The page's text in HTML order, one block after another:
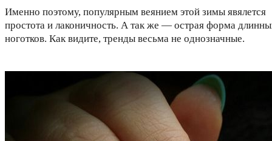
Именно поэтому, популярным веянием этой зимы явялется
простота и лаконичность. А так же — острая форма
ноготков. Как видите, тренды весьма не однозначные.